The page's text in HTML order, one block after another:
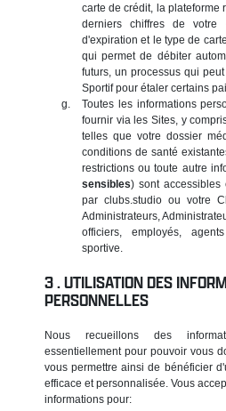
carte de crédit, la plateforme
derniers chiffres de
d'expiration et le type de
qui permet de débiter
futurs, un processus qui
Sportif pour étaler certains
Toutes les informations
fournir via les Sites, y
telles que votre dossier
conditions de santé
restrictions ou toute autre
sensibles) sont accessibles
par clubs.studio ou votre
Administrateurs,
officiers, employés,
sportive.
UTILISATION DES
PERSONNELLES
Nous recueillons des
essentiellement pour pouvoir vous
vous permettre ainsi de bénéficier
efficace et personnalisée. Vous
informations pour: